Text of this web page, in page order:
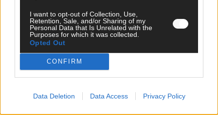
I want to opt-out of Collection, Use,
Retention, Sale, and/or Sharing of my
Personal Data that Is Unrelated with the
Purposes for which it was collected.
Opted Out
CONFIRM
Data Deletion Data Access Privacy Policy
ÜBER UNS
Unternehmensporträt
Ehtikrichtlinie & Faktencheck